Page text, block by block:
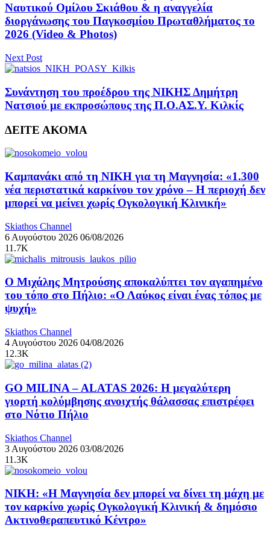
Ναυτικού Ομίλου Σκιάθου & η αναγγελία
διοργάνωσης του Παγκοσμίου Πρωταθλήματος το
2026 (Video & Photos)
Next Post
Συνάντηση του προέδρου της ΝΙΚΗΣ Δημήτρη
Νατσιού με εκπροσώπους της Π.Ο.ΑΣ.Υ. Κιλκίς
ΔΕΙΤΕ ΑΚΟΜΑ
Καμπανάκι από τη ΝΙΚΗ για τη Μαγνησία: «1.300
νέα περιστατικά καρκίνου τον χρόνο – Η περιοχή δεν
μπορεί να μείνει χωρίς Ογκολογική Κλινική»
Skiathos Channel
6 Αυγούστου 2026 06/08/2026
11.7K
Ο Μιχάλης Μητρούσης αποκαλύπτει τον αγαπημένο
του τόπο στο Πήλιο: «Ο Λαύκος είναι ένας τόπος με
ψυχή»
Skiathos Channel
4 Αυγούστου 2026 04/08/2026
12.3K
GO MILINA – ALATAS 2026: Η μεγαλύτερη
γιορτή κολύμβησης ανοιχτής θάλασσας επιστρέφει
στο Νότιο Πήλιο
Skiathos Channel
3 Αυγούστου 2026 03/08/2026
11.3K
ΝΙΚΗ: «Η Μαγνησία δεν μπορεί να δίνει τη μάχη με
τον καρκίνο χωρίς Ογκολογική Κλινική & δημόσιο
Ακτινοθεραπευτικό Κέντρο»